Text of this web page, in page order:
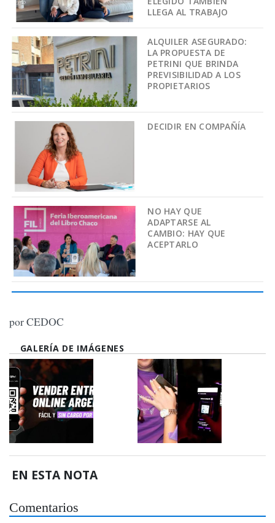
LLEGA AL TRABAJO
ALQUILER ASEGURADO:
LA PROPUESTA DE
PETRINI QUE BRINDA
PREVISIBILIDAD A LOS
PROPIETARIOS
DECIDIR EN COMPAÑÍA
NO HAY QUE
ADAPTARSE AL
CAMBIO: HAY QUE
ACEPTARLO
por CEDOC
GALERÍA DE IMÁGENES
EN ESTA NOTA
Comentarios